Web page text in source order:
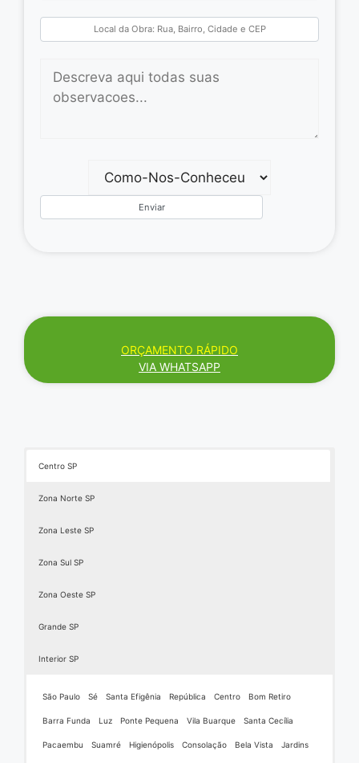
ORÇAMENTO RÁPIDO
VIA WHATSAPP
Centro SP
Zona Norte SP
Zona Leste SP
Zona Sul SP
Zona Oeste SP
Grande SP
Interior SP
São Paulo Sé Santa Efigênia República Centro Bom Retiro
Barra Funda Luz Ponte Pequena Vila Buarque Santa Cecília
Pacaembu Suamré Higienópolis Consolação Bela Vista Jardins